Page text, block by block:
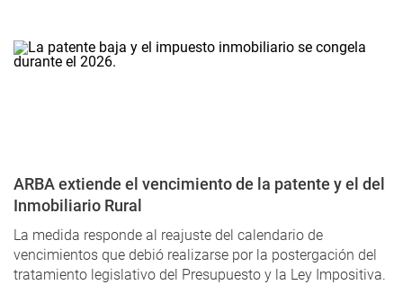
ARBA extiende el vencimiento de la patente y el del
Inmobiliario Rural
La medida responde al reajuste del calendario de
vencimientos que debió realizarse por la postergación del
tratamiento legislativo del Presupuesto y la Ley Impositiva.